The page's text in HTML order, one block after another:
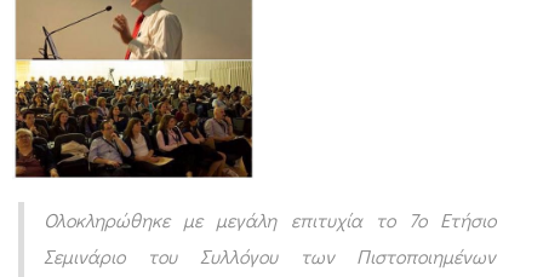
φ
ι
κ
ό
Ολοκληρώθηκε με μεγάλη επιτυχία το 7ο Ετήσιο
Σεμινάριο του Συλλόγου των Πιστοποιημένων